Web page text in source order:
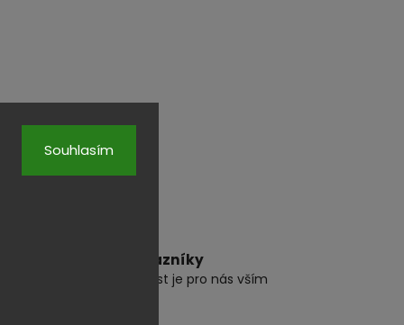
Souhlasím
Ověřeno zákazníky
Vaše spokojenost je pro nás vším